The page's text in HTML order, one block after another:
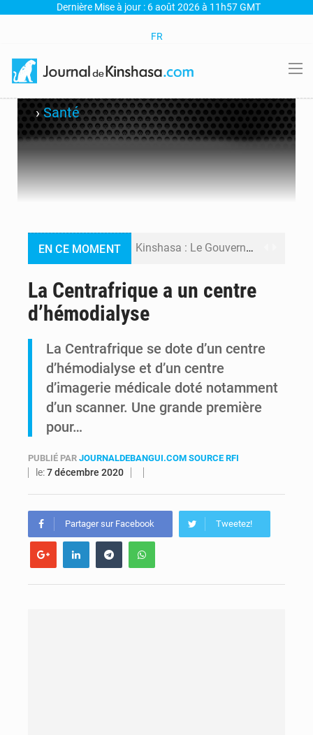
Dernière Mise à jour : 6 août 2026 à 11h57 GMT
FR
›Santé
EN CE MOMENT Kinshasa : Le Gouvernement provincial annonce la construction imminente du boulevard Étienne Tshisekedi
La Centrafrique a un centre
d’hémodialyse
La Centrafrique se dote d’un centre
d’hémodialyse et d’un centre
d’imagerie médicale doté notamment
d’un scanner. Une grande première
pour…
PUBLIÉ PAR JOURNALDEBANGUI.COM SOURCE RFI
le:7 décembre 2020
Partager sur Facebook Tweetez!